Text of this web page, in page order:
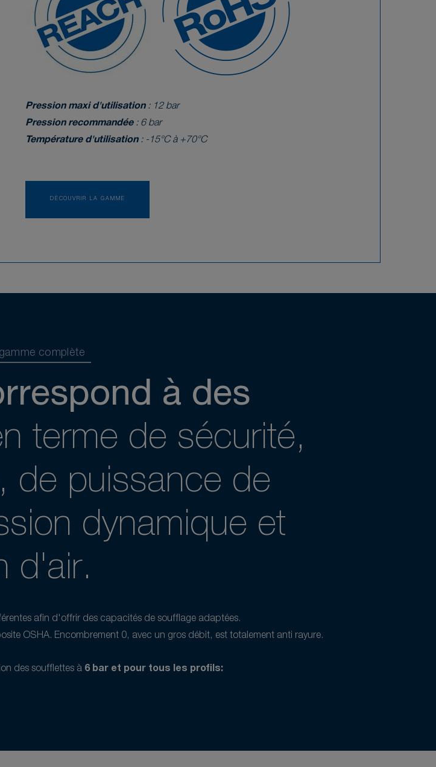
Pression maxi d'utilisation: 12 bar
Pression recommandée: 6 bar
Température d'utilisation: -15°C à +70°C
DÉCOUVRIR LA GAMME
complète
à des
terme de sécurité,
de puissance de
dynamique et
d'air.
afin d'offrir des capacités de soufflage adaptées.
OSHA. Encombrement 0, avec un gros débit, est totalement anti rayure.
des soufflettes à 6 bar et pour tous les profils: